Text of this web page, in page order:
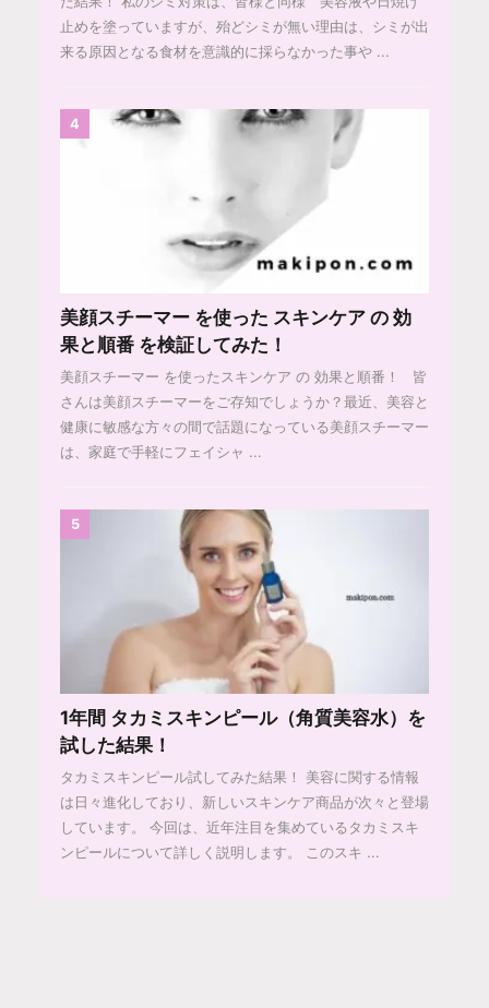
止めを塗っていますが、殆どシミが無い理由は、シミが出
来る原因となる食材を意識的に採らなかった事や ...
4
美顔スチーマー を使った スキンケア の 効
果と順番 を検証してみた！
美顔スチーマー を使ったスキンケア の 効果と順番！ 皆
さんは美顔スチーマーをご存知でしょうか？最近、美容と
健康に敏感な方々の間で話題になっている美顔スチーマー
は、家庭で手軽にフェイシャ ...
5
1年間 タカミスキンピール（角質美容水）を
試した結果！
タカミスキンピール試してみた結果！ 美容に関する情報
は日々進化しており、新しいスキンケア商品が次々と登場
しています。 今回は、近年注目を集めているタカミスキ
ンピールについて詳しく説明します。 このスキ ...